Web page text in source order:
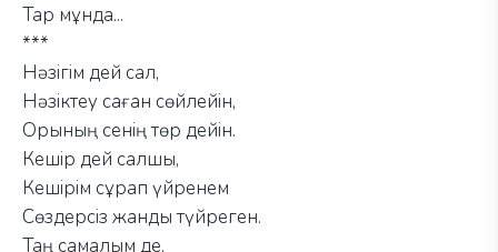
Тар мұнда...
***
Нәзігім дей сал,
Нәзіктеу саған сөйлейін,
Орының сенің төр дейін.
Кешір дей салшы,
Кешірім сұрап үйренем
Сөздерсіз жанды түйреген.
Таң самалым де,